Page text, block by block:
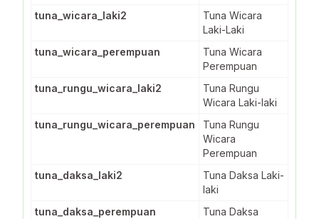
tuna_wicara_laki2
Tuna Wicara
Laki-Laki
tuna_wicara_perempuan
Tuna Wicara
Perempuan
tuna_rungu_wicara_laki2
Tuna Rungu
Wicara Laki-laki
tuna_rungu_wicara_perempuan
Tuna Rungu
Wicara
Perempuan
tuna_daksa_laki2
Tuna Daksa Laki-
laki
tuna_daksa_perempuan
Tuna Daksa